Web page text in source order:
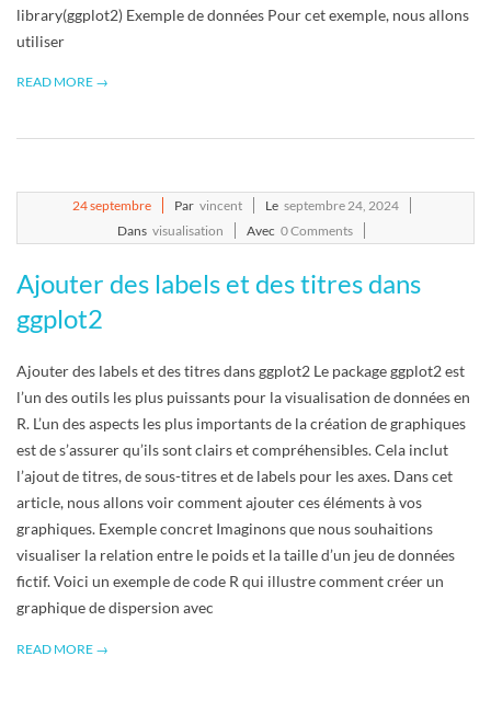
library(ggplot2) Exemple de données Pour cet exemple, nous allons
utiliser
READ MORE →
24septembre Par vincent Le septembre 24, 2024
Dans visualisation Avec 0 Comments
Ajouter des labels et des titres dans
ggplot2
Ajouter des labels et des titres dans ggplot2 Le package ggplot2 est
l’un des outils les plus puissants pour la visualisation de données en
R. L’un des aspects les plus importants de la création de graphiques
est de s’assurer qu’ils sont clairs et compréhensibles. Cela inclut
l’ajout de titres, de sous-titres et de labels pour les axes. Dans cet
article, nous allons voir comment ajouter ces éléments à vos
graphiques. Exemple concret Imaginons que nous souhaitions
visualiser la relation entre le poids et la taille d’un jeu de données
fictif. Voici un exemple de code R qui illustre comment créer un
graphique de dispersion avec
READ MORE →